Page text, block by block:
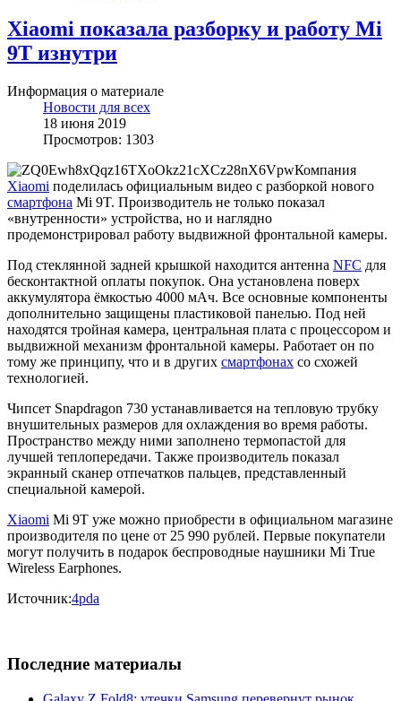
Xiaomi показала разборку и работу Mi
9T изнутри
Информация о материале
Новости для всех
18 июня 2019
Просмотров: 1303
Компания
Xiaomi поделилась официальным видео с разборкой нового
смартфона Mi 9T. Производитель не только показал
«внутренности» устройства, но и наглядно
продемонстрировал работу выдвижной фронтальной камеры.
Под стеклянной задней крышкой находится антенна NFC для
бесконтактной оплаты покупок. Она установлена поверх
аккумулятора ёмкостью 4000 мАч. Все основные компоненты
дополнительно защищены пластиковой панелью. Под ней
находятся тройная камера, центральная плата с процессором и
выдвижной механизм фронтальной камеры. Работает он по
тому же принципу, что и в других смартфонах со схожей
технологией.
Чипсет Snapdragon 730 устанавливается на тепловую трубку
внушительных размеров для охлаждения во время работы.
Пространство между ними заполнено термопастой для
лучшей теплопередачи. Также производитель показал
экранный сканер отпечатков пальцев, представленный
специальной камерой.
Xiaomi Mi 9T уже можно приобрести в официальном магазине
производителя по цене от 25 990 рублей. Первые покупатели
могут получить в подарок беспроводные наушники Mi True
Wireless Earphones.
Источник:4pda
Последние материалы